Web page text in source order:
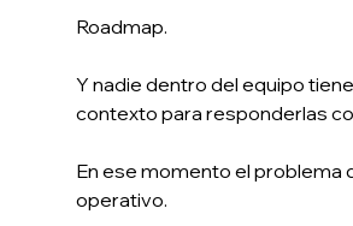
Roadmap.
Y nadie dentro del equipo
contexto para responderlas
En ese momento el problema
operativo.